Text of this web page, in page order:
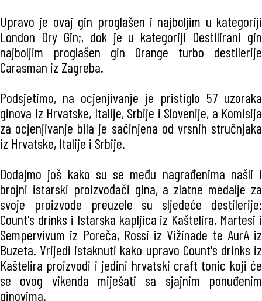
Upravo je ovaj gin proglašen i najboljim u kategoriji
London Dry Gin;, dok je u kategoriji Destilirani gin
najboljim proglašen gin Orange turbo destilerije
Carasman iz Zagreba.
Podsjetimo, na ocjenjivanje je pristiglo 57 uzoraka
ginova iz Hrvatske, Italije, Srbije i Slovenije, a Komisija
za ocjenjivanje bila je sačinjena od vrsnih stručnjaka
iz Hrvatske, Italije i Srbije.
Dodajmo još kako su se među nagrađenima našli i
brojni istarski proizvođači gina, a zlatne medalje za
svoje proizvode preuzele su sljedeće destilerije:
Count's drinks i Istarska kapljica iz Kaštelira, Martesi i
Sempervivum iz Poreča, Rossi iz Vižinade te AurA iz
Buzeta. Vrijedi istaknuti kako upravo Count's drinks iz
Kaštelira proizvodi i jedini hrvatski craft tonic koji će
se ovog vikenda miješati sa sjajnim ponuđenim
ginovima.